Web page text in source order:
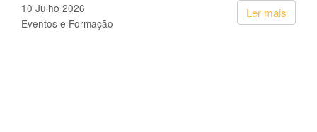
Ler mais
10 Julho 2026
Eventos e Formação